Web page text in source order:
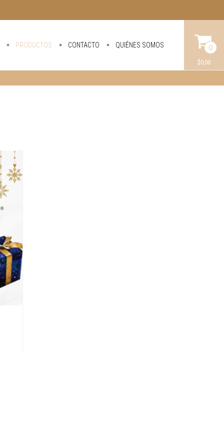
PRODUCTOS CONTACTO QUIÉNES SOMOS 0
$0,00